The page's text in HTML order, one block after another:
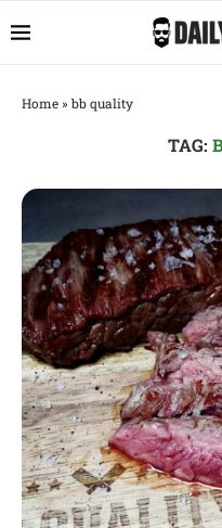
Home» bb quality
TAG: